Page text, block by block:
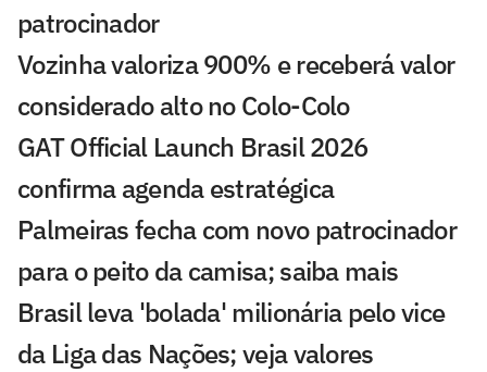
patrocinador
Vozinha valoriza 900% e receberá valor
considerado alto no Colo-Colo
GAT Official Launch Brasil 2026
confirma agenda estratégica
Palmeiras fecha com novo patrocinador
para o peito da camisa; saiba mais
Brasil leva 'bolada' milionária pelo vice
da Liga das Nações; veja valores